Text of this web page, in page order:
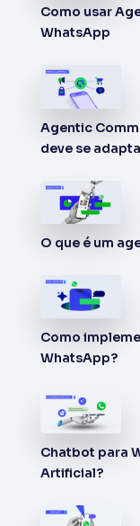
Como usar
WhatsApp
Agentic
deve se
O que é um
Como
WhatsApp?
Chatbot para
Artificial?